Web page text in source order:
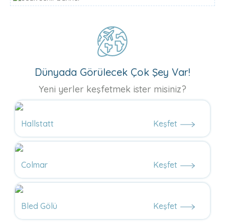
Dünyada Görülecek Çok Şey Var!
Yeni yerler keşfetmek ister misiniz?
Hallstatt Keşfet
Colmar Keşfet
Bled Gölü Keşfet